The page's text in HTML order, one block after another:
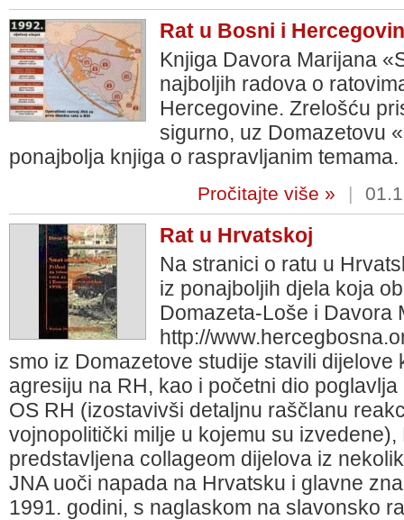
Rat u Bosni i
Knjiga Davora Marijana
najboljih radova o
Hercegovine. Zrelošću
sigurno, uz Domazetovu
ponajbolja knjiga o raspravljanim temama.
Pročitajte više » |
Rat u Hrvatskoj
Na stranici o ratu u
iz ponajboljih djela koja
Domazeta-Loše i Davora
http://
smo iz Domazetove studije stavili
agresiju na RH, kao i početni dio
OS RH (izostavivši detaljnu raščlanu
vojnopolitički milje u kojemu su
predstavljena collageom dijelova iz
JNA uoči napada na Hrvatsku i glavne
1991. godini, s naglaskom na slavonsko